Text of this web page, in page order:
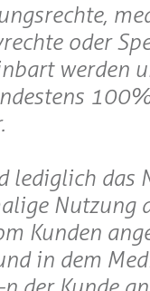
oder
werden
lediglich das
Nutzung
Kunden
in dem